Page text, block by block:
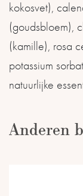
kokosvet),
(goudsbloem),
(kamille), rosa
potassium
natuurlijke
Anderen